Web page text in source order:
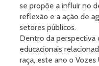
se propõe a influir no
reflexão e a ação de
setores públicos.
Dentro da perspectiva
educacionais
raça, este ano o